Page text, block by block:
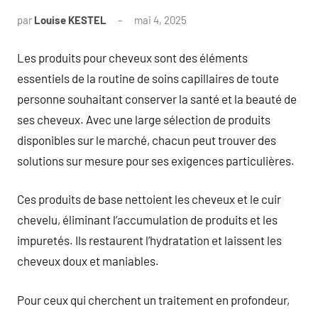
par Louise KESTEL mai 4, 2025
Les produits pour cheveux sont des éléments
essentiels de la routine de soins capillaires de toute
personne souhaitant conserver la santé et la beauté de
ses cheveux. Avec une large sélection de produits
disponibles sur le marché, chacun peut trouver des
solutions sur mesure pour ses exigences particulières.
Ces produits de base nettoient les cheveux et le cuir
chevelu, éliminant l’accumulation de produits et les
impuretés. Ils restaurent l’hydratation et laissent les
cheveux doux et maniables.
Pour ceux qui cherchent un traitement en profondeur,